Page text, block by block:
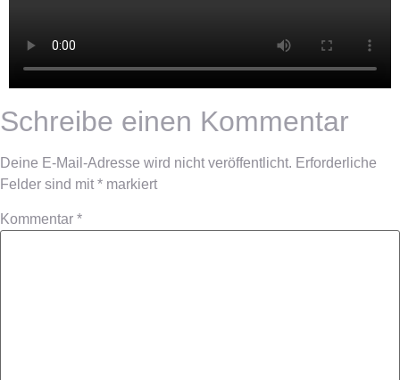
Schreibe einen Kommentar
Deine E-Mail-Adresse wird nicht veröffentlicht. Erforderliche
Felder sind mit * markiert
Kommentar *